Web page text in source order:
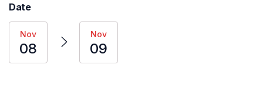
Date
Nov
08
Nov
09